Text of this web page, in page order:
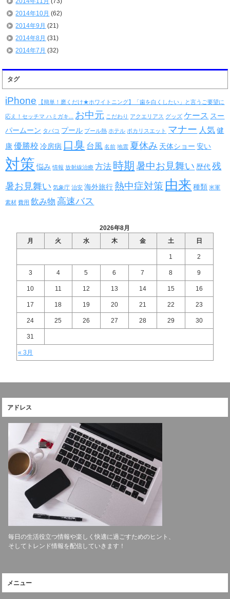
2014年10月 (62)
2014年9月 (21)
2014年8月 (31)
2014年7月 (32)
タグ
iPhone 【簡単！磨くだけ★ホワイトニング】「歯を白くしたい」と言うご要望に
応え！セッチマ ハミガキ... お中元 こだわり アクエリアス グッズ ケース スー
パームーン タバコ プール プール熱 ホテル ポカリスエット マナー 人気 健
康 優勝校 冷房病 口臭 台風 名前 地震 夏休み 天体ショー 安い
対策 悩み 情報 放射線治療 方法 時期 暑中お見舞い 歴代 残
暑お見舞い 気象庁 治安 海外旅行 熱中症対策 由来 種類 米軍
素材 費用 飲み物 高速バス
2026年8月
月
火 水 木 金 土 日
« 3月
1 2
3 4 5 6 7 8 9
10 11 12 13 14 15 16
17 18 19 20 21 22 23
24 25 26 27 28 29 30
31
アドレス
毎日の生活役立つ情報や楽しく快適に過ごすためのヒント、
そしてトレンド情報を配信していきます！
メニュー